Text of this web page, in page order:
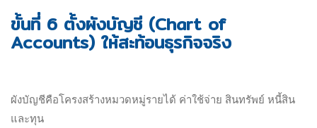
ขั้นที่ 6 ตั้งผังบัญชี (Chart of
Accounts) ให้สะท้อนธุรกิจจริง
ผังบัญชีคือโครงสร้างหมวดหมู่รายได้ ค่าใช้จ่าย สินทรัพย์ หนี้สิน
และทุน